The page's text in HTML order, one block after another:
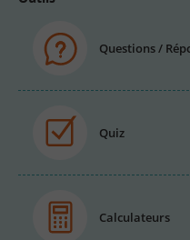
Questions /
Quiz
Calculateurs